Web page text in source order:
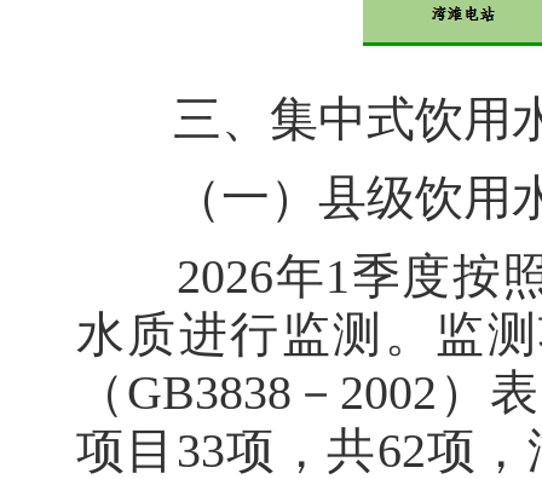
三、集中式饮用
（一）县级饮用
2026年1季度按照
水质进行监测。监
（GB3838－2002
项目33项，共62项